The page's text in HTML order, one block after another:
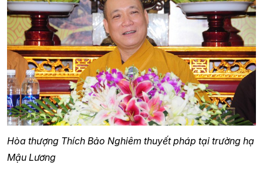
Hòa thượng Thích Bảo Nghiêm thuyết pháp tại trường hạ
Mậu Lương